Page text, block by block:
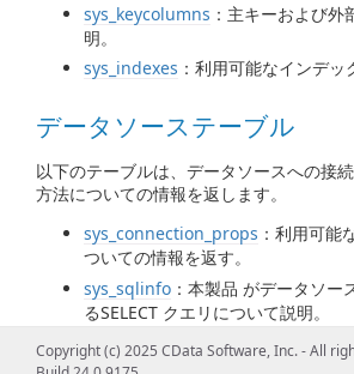
sys_keycolumns ：主キーおよび
明。
sys_indexes ：利用可能なインデッ
データソーステーブル
以下のテーブルは、データソースへの接
方法についての情報を返します。
sys_connection_props ：利用可能
ついての情報を返す。
sys_sqlinfo ：本製品 がデータソー
るSELECT クエリについて説明。
Copyright (c) 2025 CData Software, Inc. - All